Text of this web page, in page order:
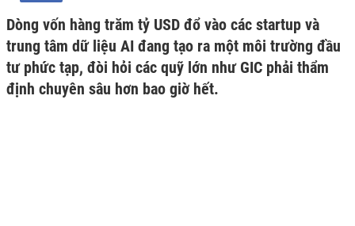
Dòng vốn hàng trăm tỷ USD đổ vào các startup và
trung tâm dữ liệu AI đang tạo ra một môi trường đầu
tư phức tạp, đòi hỏi các quỹ lớn như GIC phải thẩm
định chuyên sâu hơn bao giờ hết.